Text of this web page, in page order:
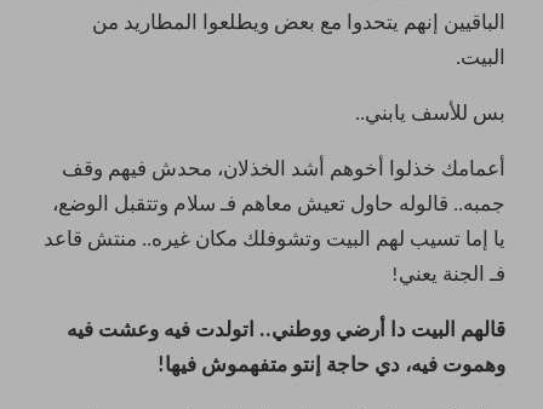
الباقيين إنهم يتحدوا مع بعض ويطلعوا المطاريد من
البيت.
بس للأسف يابني..
أعمامك خذلوا أخوهم أشد الخذلان، محدش فيهم وقف
جمبه.. قالوله حاول تعيش معاهم فـ سلام وتتقبل الوضع،
يا إما تسيب لهم البيت وتشوفلك مكان غيره.. منتش قاعد
فـ الجنة يعني!
قالهم البيت دا أرضي ووطني.. اتولدت فيه وعشت فيه
وهموت فيه، دي حاجة إنتو متفهموش فيها!